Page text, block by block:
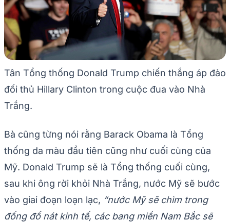
Tân Tổng thống Donald Trump chiến thắng áp đảo
đối thủ Hillary Clinton trong cuộc đua vào Nhà
Trắng.
Bà cũng từng nói rằng Barack Obama là Tổng
thống da màu đầu tiên cũng như cuối cùng của
Mỹ. Donald Trump sẽ là Tổng thống cuối cùng,
sau khi ông rời khỏi Nhà Trắng, nước Mỹ sẽ bước
vào giai đoạn loạn lạc, “nước Mỹ sẽ chìm trong
đống đổ nát kinh tế, các bang miền Nam Bắc sẽ